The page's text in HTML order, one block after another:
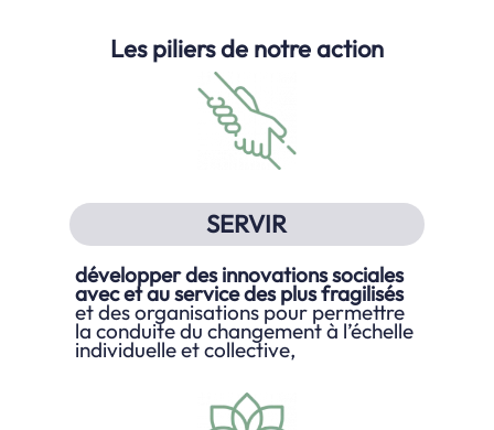
Les piliers de notre action
SERVIR
développer des innovations sociales
avec et au service des plus fragilisés
et des organisations pour permettre
la conduite du changement à l’échelle
individuelle et collective,